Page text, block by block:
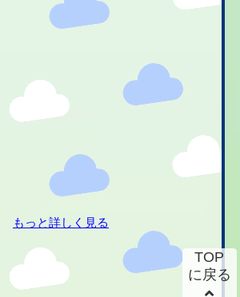
もっと詳しく見る
TOP
に戻る